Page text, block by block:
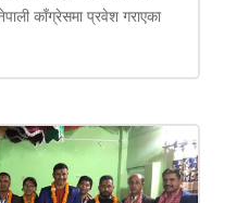
काँग्रेसमा प्रवेश गराएका